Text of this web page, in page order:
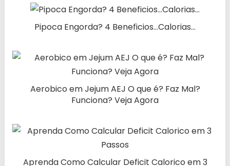
Pipoca Engorda? 4 Beneficios…Calorias…
Aerobico em Jejum AEJ O que é? Faz Mal?
Funciona? Veja Agora
Aprenda Como Calcular Deficit Calorico em 3